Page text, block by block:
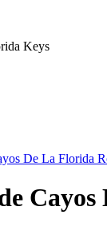
De La Florida